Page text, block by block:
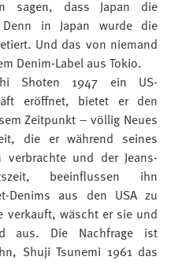
sagen, dass Japan die
Denn in Japan wurde die
Und das von niemand
Denim-Label aus Tokio.
Shoten 1947 ein US-
eröffnet, bietet er den
Zeitpunkt – völlig Neues
die er während seines
und der Jeans-
beeinflussen ihn
Denims aus den USA zu
verkauft, wäscht er sie und
aus. Die Nachfrage ist
Shuji Tsunemi 1961 das